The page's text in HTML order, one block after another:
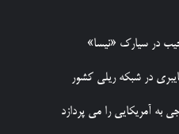
در سیارک «نیسا»
در شبکه ریلی کشور
به آمریکایی را می پردازد